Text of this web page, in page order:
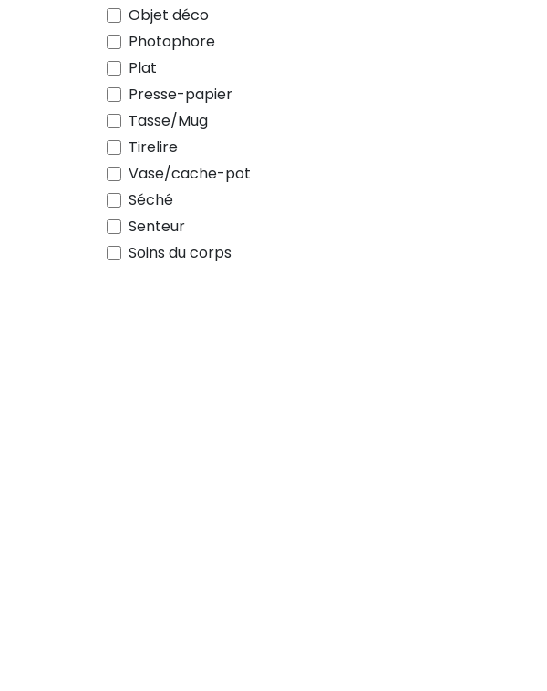
Objet déco
Photophore
Plat
Presse-papier
Tasse/Mug
Tirelire
Vase/cache-pot
Séché
Senteur
Soins du corps